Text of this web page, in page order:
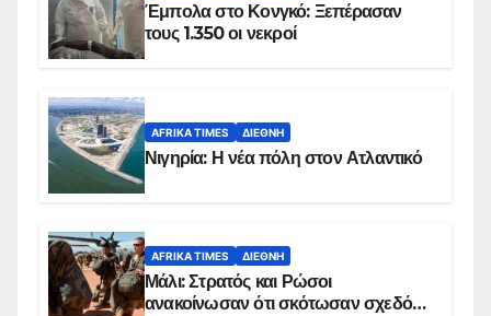
Έμπολα στο Κονγκό: Ξεπέρασαν
τους 1.350 οι νεκροί
AFRIKA TIMES ΔΙΕΘΝΉ
Νιγηρία: Η νέα πόλη στον Ατλαντικό
AFRIKA TIMES ΔΙΕΘΝΉ
Μάλι: Στρατός και Ρώσοι
ανακοίνωσαν ότι σκότωσαν σχεδόν